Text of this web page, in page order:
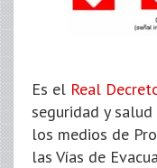
Es el Real
seguridad y
los medios de
las Vías de